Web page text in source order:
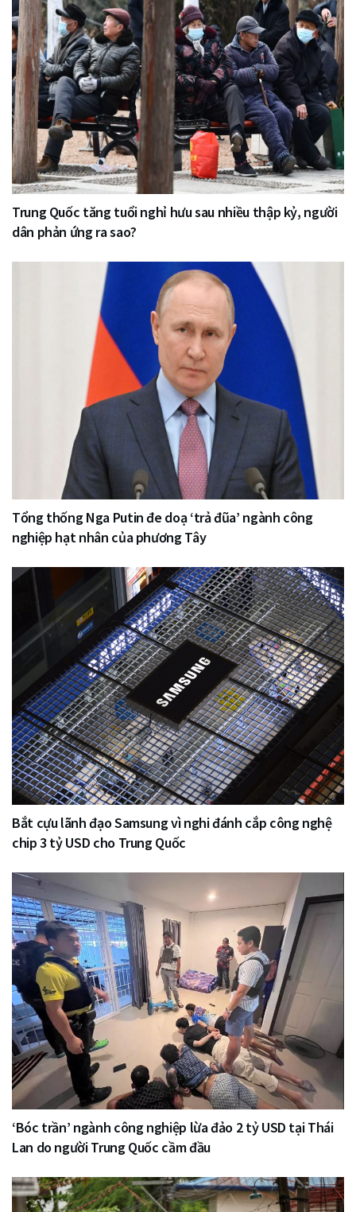
Trung Quốc tăng tuổi nghỉ hưu sau nhiều thập kỷ, người
dân phản ứng ra sao?
Tổng thống Nga Putin đe doạ ‘trả đũa’ ngành công
nghiệp hạt nhân của phương Tây
Bắt cựu lãnh đạo Samsung vì nghi đánh cắp công nghệ
chip 3 tỷ USD cho Trung Quốc
‘Bóc trần’ ngành công nghiệp lừa đảo 2 tỷ USD tại Thái
Lan do người Trung Quốc cầm đầu